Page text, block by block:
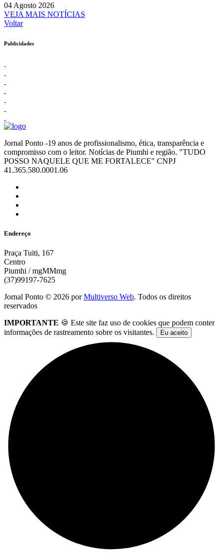
04 Agosto 2026
VEJA MAIS NOTÍCIAS
Voltar
Publicidades
Jornal Ponto -19 anos de profissionalismo, ética, transparência e
compromisso com o leitor. Notícias de Piumhi e região. "TUDO
POSSO NAQUELE QUE ME FORTALECE" CNPJ
41.365.580.0001.06
Endereço
Praça Tuiti, 167
Centro
Piumhi / mgMMmg
(37)99197-7625
Jornal Ponto © 2026 porMultiverso Web. Todos os direitos
reservados
IMPORTANTE 🍪 Este site faz uso de cookies que podem conter
informações de rastreamento sobre os visitantes.
Eu aceito